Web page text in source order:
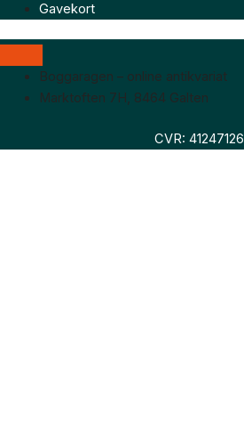
Gavekort
Boggaragen – online antikvariat
Marktoften 7H, 8464 Galten
CVR: 41247126